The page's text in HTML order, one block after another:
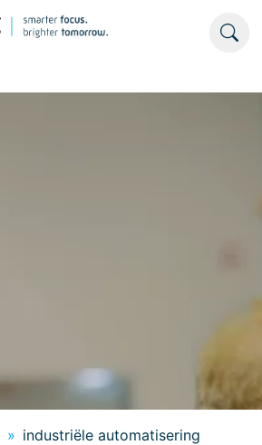
industriële automatisering